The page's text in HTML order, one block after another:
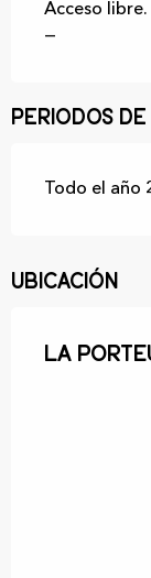
Acceso libre.
—
Periodos
Todo el
Ubicación
La